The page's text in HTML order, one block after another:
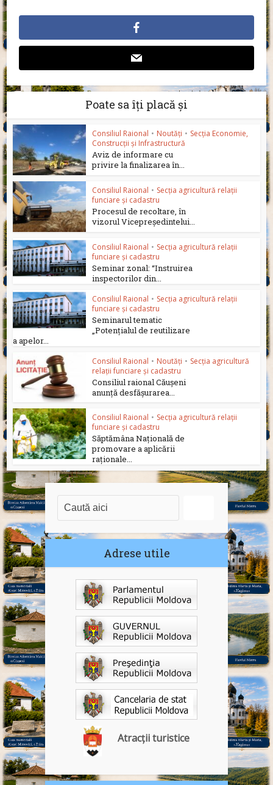
Poate sa îți placă și
Consiliul Raional • Noutăți • Secția Economie,
Construcții și Infrastructură
Aviz de informare cu
privire la finalizarea în...
Consiliul Raional • Secția agricultură relații
funciare și cadastru
Procesul de recoltare, în
vizorul Vicepreședintelui...
Consiliul Raional • Secția agricultură relații
funciare și cadastru
Seminar zonal: “Instruirea
inspectorilor din...
Consiliul Raional • Secția agricultură relații
funciare și cadastru
Seminarul tematic
„Potențialul de reutilizare
a apelor...
Consiliul Raional • Noutăți • Secția agricultură
relații funciare și cadastru
Consiliul raional Căușeni
anunță desfășurarea...
Consiliul Raional • Secția agricultură relații
funciare și cadastru
Săptămâna Națională de
promovare a aplicării
raționale...
Adrese utile
Atracții turistice